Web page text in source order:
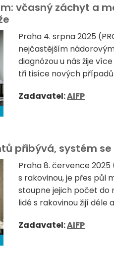
včasný záchyt a
Praha 4. srpna 2025
nejčastějším
diagnózou u nás žije
tři tisíce nových
Zadavatel:AIFP
přibývá, systém
Praha 8. července 2025
s rakovinou, je přes půl
stoupne jejich počet do
lidé s rakovinou žijí déle
Zadavatel:AIFP